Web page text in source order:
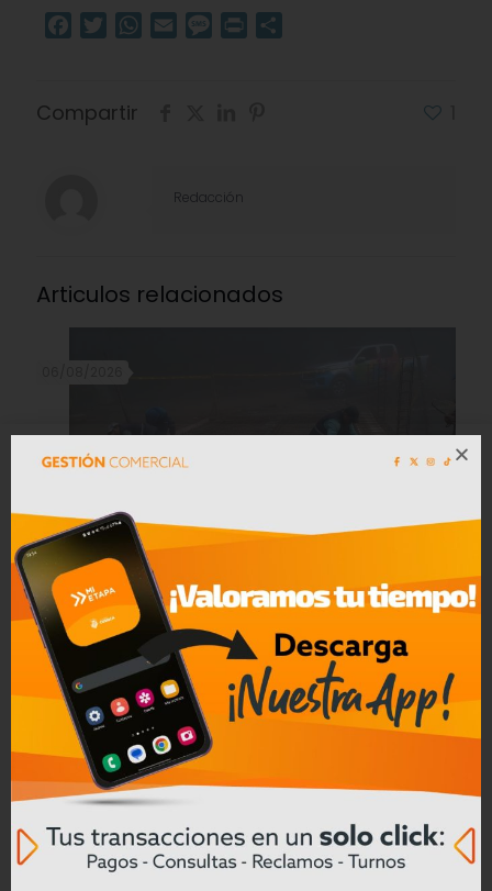
Facebook
TwitterWhatsApp
Email Message
Print
Compartir
Redacción
Articulos relacionados
Más de 7 mil habitantes de Molleturo
se beneficiarán con la construcción
del puente sobre el río Sadracay
Leer mas